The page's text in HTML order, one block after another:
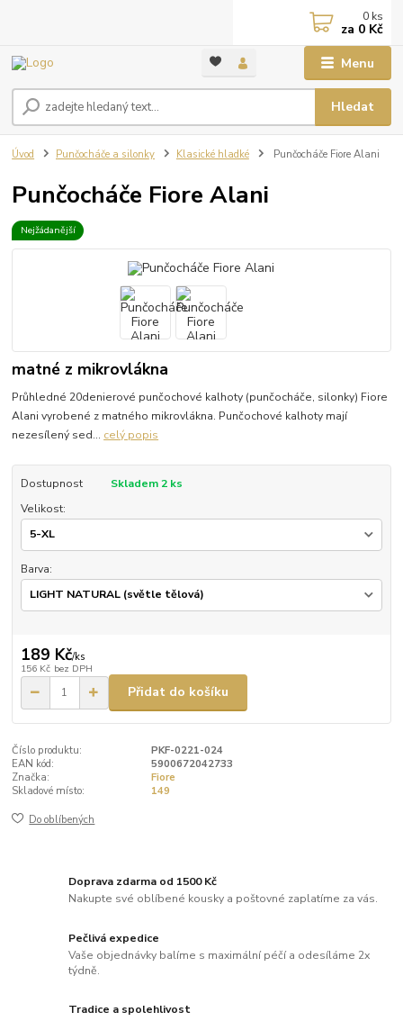
Menu
Hledat
0 ks
za 0 Kč
Úvod Punčocháče a silonky Klasické hladké Punčocháče Fiore Alani
Punčocháče Fiore Alani
Nejžádanější
matné z mikrovlákna
Průhledné 20denierové punčochové kalhoty (punčocháče, silonky) Fiore
Alani vyrobené z matného mikrovlákna. Punčochové kalhoty mají
nezesílený sed... celý popis
Dostupnost
Skladem 2 ks
Velikost:
Barva:
189 Kč/ks
156 Kč bez DPH
Přidat do košíku
Číslo produktu:
PKF-0221-024
EAN kód:
5900672042733
Značka:
Fiore
Skladové místo:
149
Do oblíbených
Doprava zdarma od 1500 Kč
Nakupte své oblíbené kousky a poštovné zaplatíme za vás.
Pečlivá expedice
Vaše objednávky balíme s maximální péčí a odesíláme 2x
týdně.
Tradice a spolehlivost